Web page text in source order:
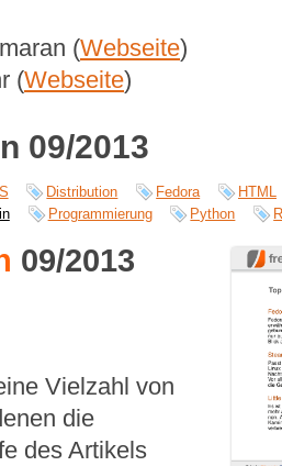
(Webseite)
(Webseite)
09/2013
Distribution Fedora
HTML
Programmierung Python
09/2013
Vielzahl von
die
des Artikels